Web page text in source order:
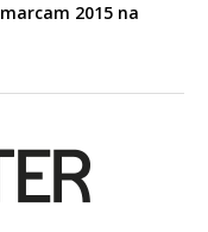
2015 na